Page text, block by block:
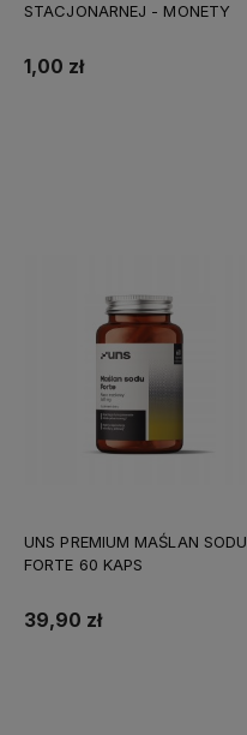
STACJONARNEJ - MONETY
1,00 zł
UNS PREMIUM MAŚLAN SODU
FORTE 60 KAPS
39,90 zł